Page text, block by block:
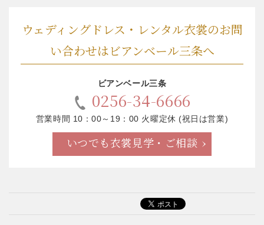
ウェディングドレス・レンタル衣裳のお問
い合わせはビアンベール三条へ
ビアンベール三条
0256-34-6666
営業時間 10：00～19：00 火曜定休 (祝日は営業)
いつでも衣裳見学・ご相談